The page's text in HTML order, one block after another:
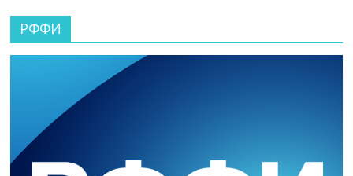
РФФИ